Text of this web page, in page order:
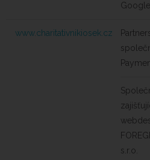
Google
www.charitativnikiosek.cz
s.r.o.